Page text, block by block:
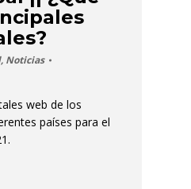
, Noticias
web de los
países para el